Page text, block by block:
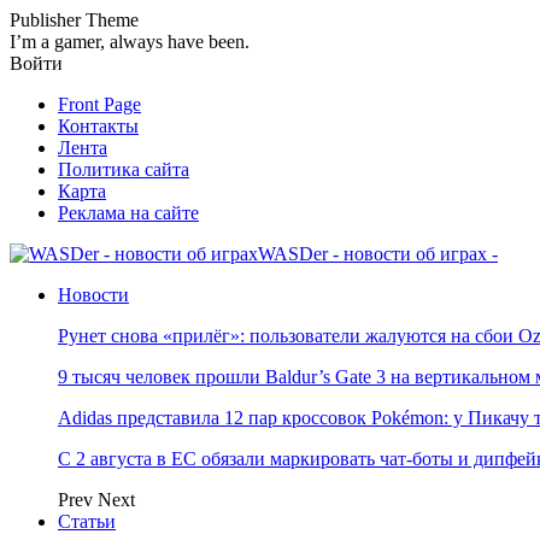
Publisher Theme
I’m a gamer, always have been.
Войти
Front Page
Контакты
Лента
Политика сайта
Карта
Реклама на сайте
WASDer - новости об играх -
Новости
Рунет снова «прилёг»: пользователи жалуются на сбои
9 тысяч человек прошли Baldur’s Gate 3 на
Adidas представила 12 пар кроссовок Pokémon: у
С 2 августа в ЕС обязали маркировать чат-боты и
Prev Next
Статьи